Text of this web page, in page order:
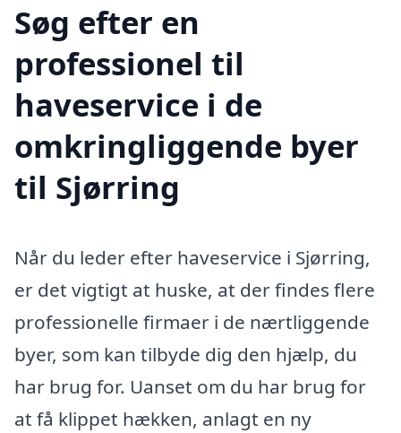
Søg efter en
professionel til
haveservice i de
omkringliggende byer
til Sjørring
Når du leder efter haveservice i Sjørring,
er det vigtigt at huske, at der findes flere
professionelle firmaer i de nærtliggende
byer, som kan tilbyde dig den hjælp, du
har brug for. Uanset om du har brug for
at få klippet hækken, anlagt en ny